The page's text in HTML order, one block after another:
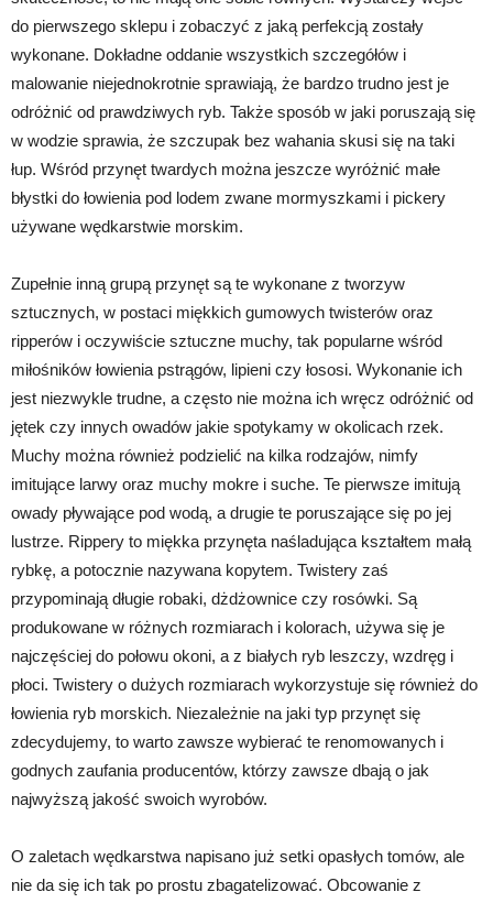
do pierwszego sklepu i zobaczyć z jaką perfekcją zostały
wykonane. Dokładne oddanie wszystkich szczegółów i
malowanie niejednokrotnie sprawiają, że bardzo trudno jest je
odróżnić od prawdziwych ryb. Także sposób w jaki poruszają się
w wodzie sprawia, że szczupak bez wahania skusi się na taki
łup. Wśród przynęt twardych można jeszcze wyróżnić małe
błystki do łowienia pod lodem zwane mormyszkami i pickery
używane wędkarstwie morskim.
Zupełnie inną grupą przynęt są te wykonane z tworzyw
sztucznych, w postaci miękkich gumowych twisterów oraz
ripperów i oczywiście sztuczne muchy, tak popularne wśród
miłośników łowienia pstrągów, lipieni czy łososi. Wykonanie ich
jest niezwykle trudne, a często nie można ich wręcz odróżnić od
jętek czy innych owadów jakie spotykamy w okolicach rzek.
Muchy można również podzielić na kilka rodzajów, nimfy
imitujące larwy oraz muchy mokre i suche. Te pierwsze imitują
owady pływające pod wodą, a drugie te poruszające się po jej
lustrze. Rippery to miękka przynęta naśladująca kształtem małą
rybkę, a potocznie nazywana kopytem. Twistery zaś
przypominają długie robaki, dżdżownice czy rosówki. Są
produkowane w różnych rozmiarach i kolorach, używa się je
najczęściej do połowu okoni, a z białych ryb leszczy, wzdręg i
płoci. Twistery o dużych rozmiarach wykorzystuje się również do
łowienia ryb morskich. Niezależnie na jaki typ przynęt się
zdecydujemy, to warto zawsze wybierać te renomowanych i
godnych zaufania producentów, którzy zawsze dbają o jak
najwyższą jakość swoich wyrobów.
O zaletach wędkarstwa napisano już setki opasłych tomów, ale
nie da się ich tak po prostu zbagatelizować. Obcowanie z